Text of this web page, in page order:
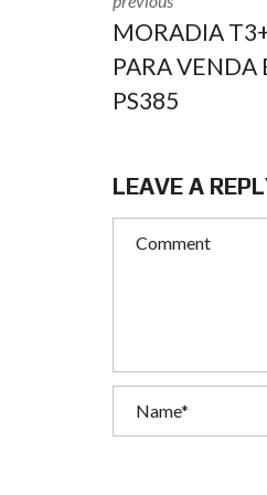
MORADIA
PARA VENDA
PS385
LEAVE A